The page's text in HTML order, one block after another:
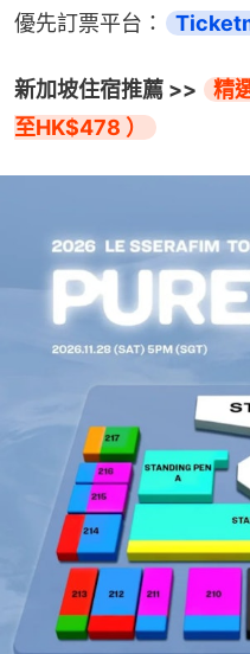
優先訂票平台：
新加坡住宿推薦 >>
精
至HK$478 ）